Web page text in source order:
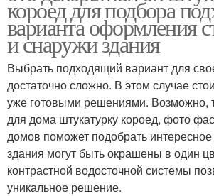
короед для подбора
варианта оформления
и снаружи здания
Выбрать подходящий вариант для
достаточно сложно. В этом случае
уже готовыми решениями. Возможно,
для дома штукатурку короед, фото
домов поможет подобрать
здания могут быть окрашены в один
контрастной водосточной системы
уникальное решение.